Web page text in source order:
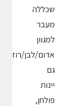
שכללה
מעבר
למגוון
אדום/לבן/רוזה
גם
יינות
פולחן,